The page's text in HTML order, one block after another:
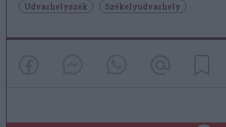
Udvarhelyszék Székelyudvarhely